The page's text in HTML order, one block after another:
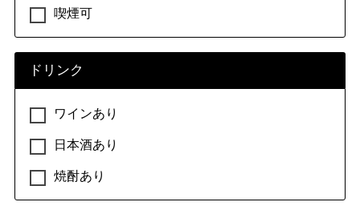
喫煙可
ドリンク
ワインあり
日本酒あり
焼酎あり